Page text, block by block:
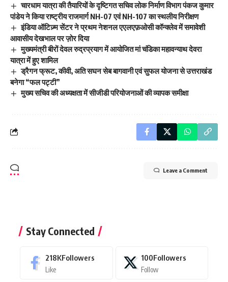
चारधाम यात्रा की तैयारियों के दृष्टिगत सचिव लोक निर्माण विभाग पंकज कुमार
पांडेय ने किया राष्ट्रीय राजमार्ग NH-07 एवं NH-107 का स्थलीय निरीक्षण
इंडिया ऑटिज़्म सेंटर ने प्रथम नेशनल एएलएफ़ओसी कॉन्क्लेव में समावेशी
आवासीय देखभाल पर ज़ोर दिया
मुख्यमंत्री बीरों देवल रुद्रप्रयाग में आयोजित मां चंडिका महावन्याथ देवरा
यात्रा में हुए शामिल
ड्रैगन फ्रूट, कीवी, अति सघन सेब बागवानी एवं सुफल योजना से उत्तराखंड
बनेगा “फल पट्टी”
मुख्य सचिव की अध्यक्षता में सीजीडी परियोजनाओं की व्यापक समीक्षा
Leave a Comment
Stay Connected
218KFollowers
Like
100Followers
Follow